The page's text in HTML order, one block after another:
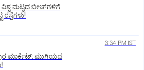
ವಿಶ್ವ ಮಟ್ಟದ ಬೀಚ್‌ಗಳಿಗೆ
ರಸ್ತೆಗಳು!
3:34 PM IST
ಮಾರ್ಕೆಟ್‌: ಮುಗಿಯದ